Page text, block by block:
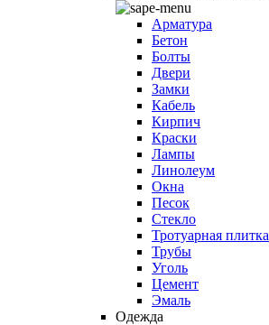
Арматура
Бетон
Болты
Двери
Замки
Кабель
Кирпич
Краски
Лампы
Линолеум
Окна
Песок
Стекло
Тротуарная плитка
Трубы
Уголь
Цемент
Эмаль
Одежда